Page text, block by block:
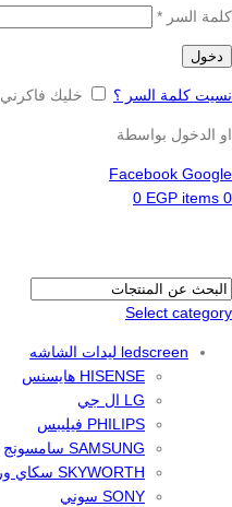
كلمة السر *
دخول
نسيت كلمة السر ؟ خليك فاكرني
او الدخول بواسطة
Facebook Google
0
items
0 EGP
Select category
ledscreen ليدات الشاشه
HISENSE هايسنس
LG ال جي
PHILIPS فيليبس
SAMSUNG سامسونج
SKYWORTH سكاي ورث
SONY سوني